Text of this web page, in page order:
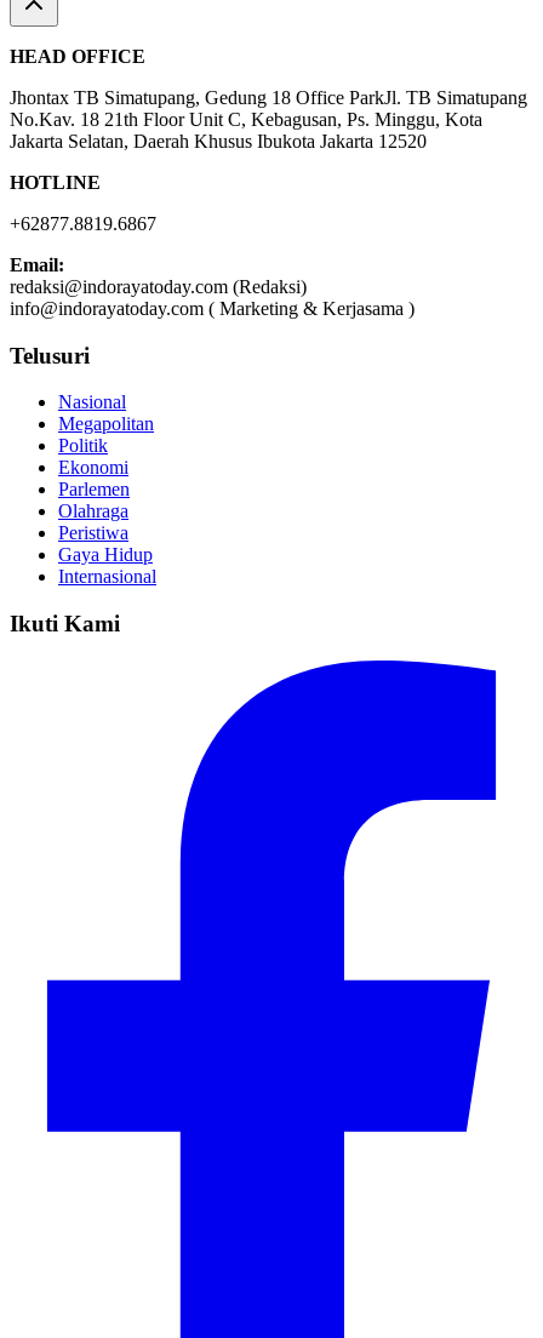
HEAD OFFICE
Jhontax TB Simatupang, Gedung 18 Office ParkJl. TB Simatupang
No.Kav. 18 21th Floor Unit C, Kebagusan, Ps. Minggu, Kota
Jakarta Selatan, Daerah Khusus Ibukota Jakarta 12520
HOTLINE
+62877.8819.6867
Email:
redaksi@indorayatoday.com (Redaksi)
info@indorayatoday.com ( Marketing & Kerjasama )
Telusuri
Nasional
Megapolitan
Politik
Ekonomi
Parlemen
Olahraga
Peristiwa
Gaya Hidup
Internasional
Ikuti Kami